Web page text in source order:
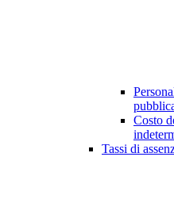
Costo
Tassi di